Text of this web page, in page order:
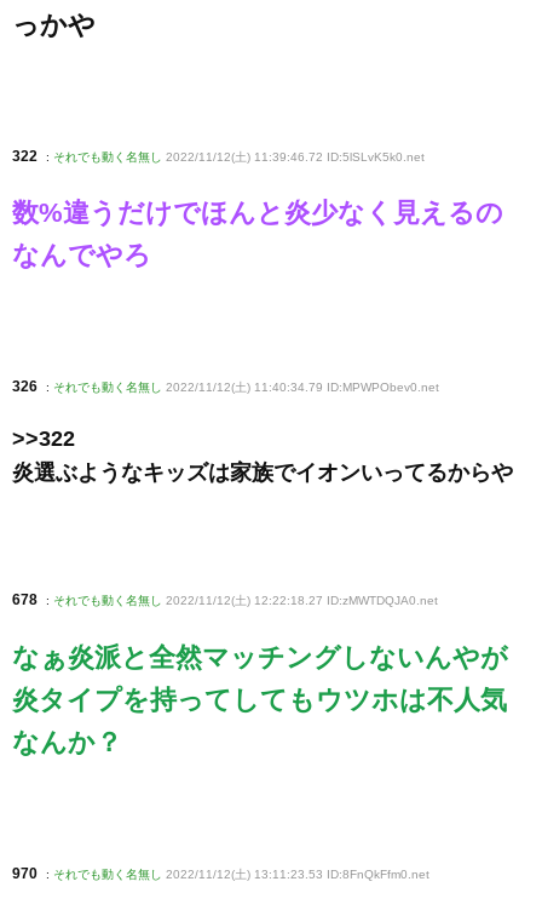
っかや
322 : それでも動く名無し 2022/11/12(土) 11:39:46.72 ID:5lSLvK5k0 .net
数%違うだけでほんと炎少なく見えるの
なんでやろ
326 : それでも動く名無し 2022/11/12(土) 11:40:34.79 ID:MPWPObev0.net
>>322
炎選ぶようなキッズは家族でイオンいってるからや
678 : それでも動く名無し 2022/11/12(土) 12:22:18.27 ID:zMWTDQJA0.net
なぁ炎派と全然マッチングしないんやが
炎タイプを持ってしてもウツホは不人気
なんか？
970 : それでも動く名無し 2022/11/12(土) 13:11:23.53 ID:8FnQkFfm0 .net